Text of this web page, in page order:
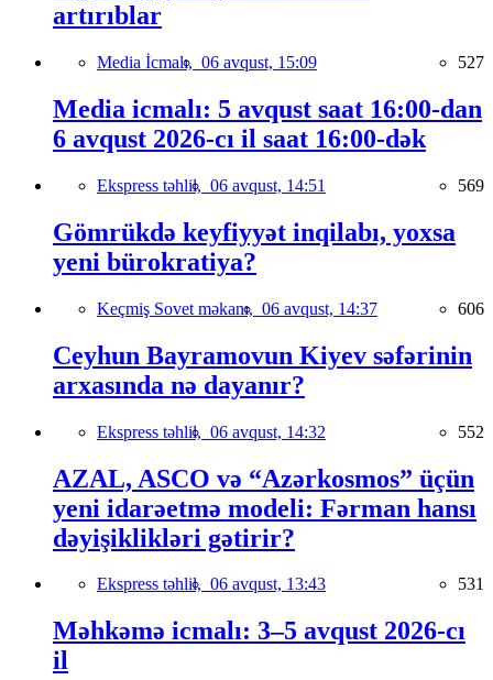
artırıblar
Media İcmalı, 06 avqust, 15:09 527
Media icmalı: 5 avqust saat 16:00-dan
6 avqust 2026-cı il saat 16:00-dək
Ekspress təhlil, 06 avqust, 14:51 569
Gömrükdə keyfiyyət inqilabı, yoxsa
yeni bürokratiya?
Keçmiş Sovet məkanı, 06 avqust, 14:37 606
Ceyhun Bayramovun Kiyev səfərinin
arxasında nə dayanır?
Ekspress təhlil, 06 avqust, 14:32 552
AZAL, ASCO və “Azərkosmos” üçün
yeni idarəetmə modeli: Fərman hansı
dəyişiklikləri gətirir?
Ekspress təhlil, 06 avqust, 13:43 531
Məhkəmə icmalı: 3–5 avqust 2026-cı
il